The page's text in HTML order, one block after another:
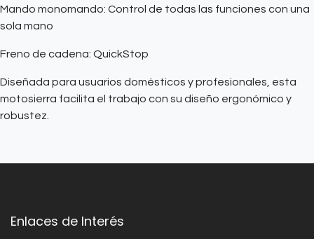
Mando monomando: Control de todas las funciones con una
sola mano
Freno de cadena: QuickStop
Diseñada para usuarios domésticos y profesionales, esta
motosierra facilita el trabajo con su diseño ergonómico y
robustez.
Enlaces de Interés